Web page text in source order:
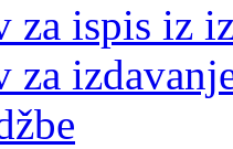
za ispis iz
za